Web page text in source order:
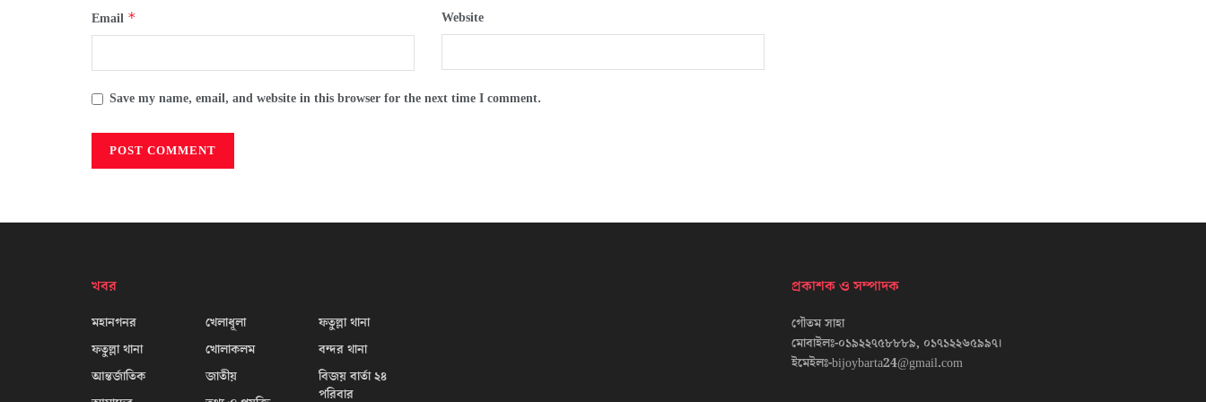
Email * Website
Save my name, email, and website in this browser for the next time I comment.
খবর
মহানগনর
ফতুল্লা থানা
আন্তর্জাতিক
খেলাধূলা
খোলাকলম
জাতীয়
ফতুল্লা থানা
বন্দর থানা
বিজয় বার্তা ২৪
পরিবার
প্রকাশক ও সম্পাদক
গৌতম সাহা
মোবাইলঃ-০১৯২২৭৫৮৮৮৯, ০১৭১২২৬৫৯৯৭।
ইমেইলঃ-bijoybarta24@gmail.com